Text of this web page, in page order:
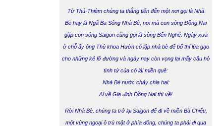
Từ Thủ-Thiêm chúng ta thẳng tiến đến một nơi gọi là Nhà
Bè hay là Ngã Ba Sông Nhà Bè, nơi mà con sông Đồng Nai
gặp con sông Saigon cũng gọi là sông Bến Nghé. Ngày xưa
ở chỗ ấy ông Thủ khoa Hườn có lập nhà bè để bố thí lúa gạo
cho những kẻ lỡ đường và ngày nay còn vọng lại mấy câu hò
tình tứ của cô lái miền quê:
Nhà Bè nước chảy chia hai:
Ai về Gia định Đồng Nai thì về!
Rời Nhà Bè, chúng ta trở lại Saigon để đi về miền Bà Chiểu,
một vùng ngoại ô trù mật ở phía đông, chúng ta phải đi qua